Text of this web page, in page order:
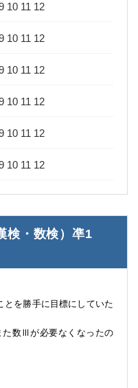
10 11 12
10 11 12
10 11 12
10 11 12
10 11 12
10 11 12
検・数検）凖1
とを勝手に目標にしていた
た数Ⅲが必要なくなったの